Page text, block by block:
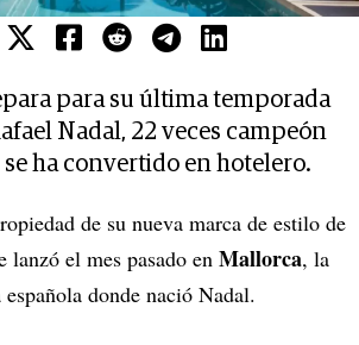
para su última temporada
Nadal, 22 veces campeón
se ha convertido en hotelero.
de su nueva marca de estilo de
lanzó el mes pasado en Mallorca, la
española donde nació Nadal.